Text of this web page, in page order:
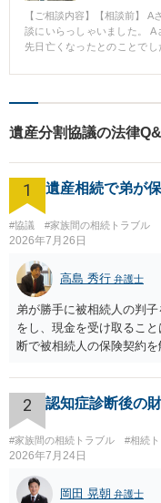
【ご相談内容】【相談前】
談にいらっしゃいました。
先日亡くなったとのことで
産分割協議を進めていまし
しまい,AさんはDさんの所有
を請求されてしまうおそれが
Aさんの希望に合意すること
申し立てて,裁判所を関与さ
は一切,話し合いに応じるこ
た。 話し合いでは解決は困難
と移行しました。 審判では
宅を建てていたこと,母Bさん
建てて既に20年が経過してい
下してしまうこと,どのような
またぐ格好となりAさんとD
になる可能性が高いことな
した。 裁判所は,当方の主張
取得できるであろう土地の
と変更することができました
(AさんかDさんか),どの不動
所有か共有か)について,相続
て遺産が分割されるのが原
おり,2分の1ずつの法定相続
れを1つの土地としてしまい
そうなると,土地の価値は下
遺産分割協議の法律
1 遺産相続で弟が
#協議 #家族間の相続トラブル
2026年7月26日
高島 秀行 弁護士
弟が勝手に被相続人の判
をし、現金を受け取るこ
断で被相続人の保険契約
された書類のコピーを取
相談 されたら良いと思い
2 認知症診断後の
#家族間の相続トラブル #相続
2026年7月24日
岡田 晃朝 弁護士